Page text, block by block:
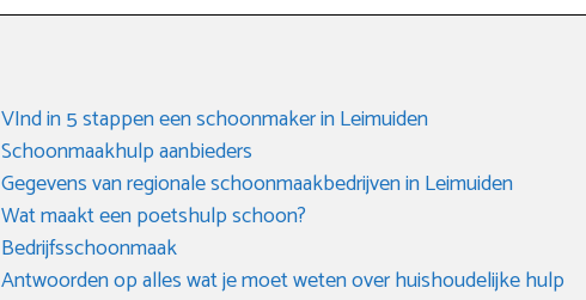
VInd in 5 stappen een schoonmaker in Leimuiden
Schoonmaakhulp aanbieders
Gegevens van regionale schoonmaakbedrijven in Leimuiden
Wat maakt een poetshulp schoon?
Bedrijfsschoonmaak
Antwoorden op alles wat je moet weten over huishoudelijke hulp